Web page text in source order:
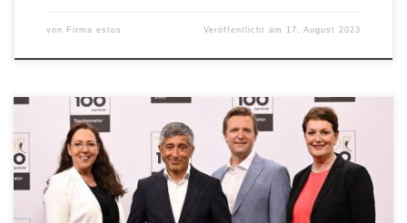
von Firma estos Veröffentlicht am 17. August 2023
Glückwünsche auf dem Deutschen Mittelstands-Summit: Ranga
Yogeshwar gratuliert der estos GmbH aus Starnberg zu ihrer
Auszeichnung mit dem TOP 100-Siegel. Die Preisverleihung im
Rahmen des Summit fand in Augsburg für alle Mittelständler statt,